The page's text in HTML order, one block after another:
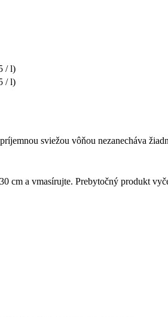
/ l)
/ l)
sviežou vôňou nezanecháva
cm a vmasírujte. Prebytočný produkt